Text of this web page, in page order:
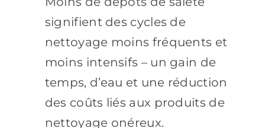
signifient des cycles de
nettoyage moins fréquents et
moins intensifs – un gain de
temps, d’eau et une réduction
des coûts liés aux produits de
nettoyage onéreux.